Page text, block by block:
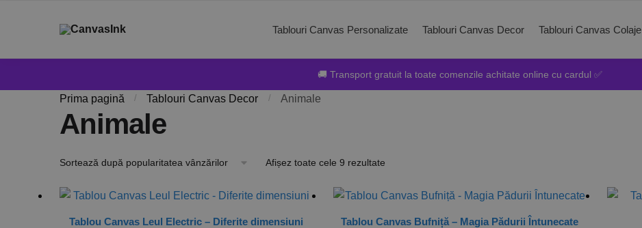
Tablouri Canvas Personalizate Tablouri Canvas Decor Tablouri Canvas Colaje
🚚 Transport gratuit la toate comenzile achitate online cu cardul ✅
Prima pagină / Tablouri Canvas Decor / Animale
Animale
Afișez toate cele 9 rezultate
Tablou Canvas Leul Electric – Diferite dimensiuni Tablou Canvas Bufniță – Magia Pădurii Întunecate